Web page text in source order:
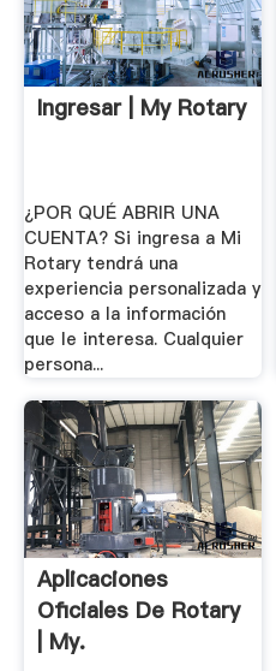
Ingresar | My Rotary
¿POR QUÉ ABRIR UNA
CUENTA? Si ingresa a Mi
Rotary tendrá una
experiencia personalizada y
acceso a la información
que le interesa. Cualquier
persona...
Aplicaciones
Oficiales De Rotary
| My.